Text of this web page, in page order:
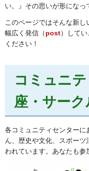
い。』その思いが形になっ
このページではそんな新し
幅広く発信（post）して
ください！
コミュニ
座・サーク
各コミュニティセンターに
ん、歴史や文化、スポー
われています。あなたも参